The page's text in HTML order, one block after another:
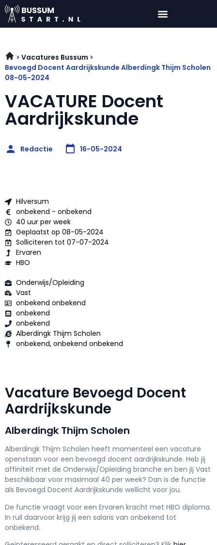
Vacatures Bussum
Bevoegd Docent Aardrijkskunde Alberdingk Thijm Scholen
08-05-2024
VACATURE Docent
Aardrijkskunde
Redactie 16-05-2024
Hilversum
onbekend - onbekend
40 uur per week
Geplaatst op 08-05-2024
Solliciteren tot 07-07-2024
Ervaren
HBO
Onderwijs/Opleiding
Vast
onbekend onbekend
onbekend
onbekend
Alberdingk Thijm Scholen
onbekend, onbekend onbekend
Vacature Bevoegd Docent
Aardrijkskunde
Alberdingk Thijm Scholen
Alberdingk Thijm Scholen heeft momenteel een vacature
openstaan voor een bevoegd docent aardrijkskunde. Heb jij
affiniteit met de Onderwijs/Opleiding branche en ben jij Vast
beschikbaar voor maximaal 40 per week? Dan is de functie
als Bevoegd Docent Aardrijkskunde wellicht voor jou.
De functie vraagt voor een Ervaren kracht met HBO diploma.
In ruil daarvoor krijg jij een salaris van onbekend tot
onbekend.